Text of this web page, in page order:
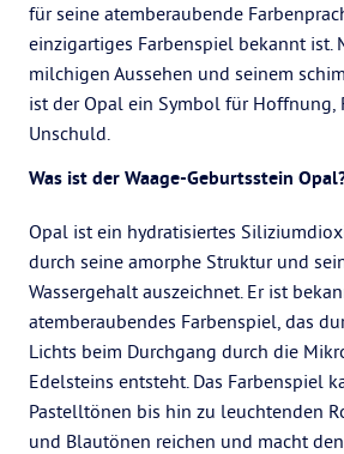
für seine atemberaubende
einzigartiges Farbenspiel bekannt ist.
milchigen Aussehen und seinem
ist der Opal ein Symbol für Hoffnung,
Unschuld.
Was ist der Waage-Geburtsstein
Opal ist ein hydratisiertes
durch seine amorphe Struktur und
Wassergehalt auszeichnet. Er ist
atemberaubendes Farbenspiel, das
Lichts beim Durchgang durch die
Edelsteins entsteht. Das Farbenspiel
Pastelltönen bis hin zu leuchtenden
und Blautönen reichen und macht